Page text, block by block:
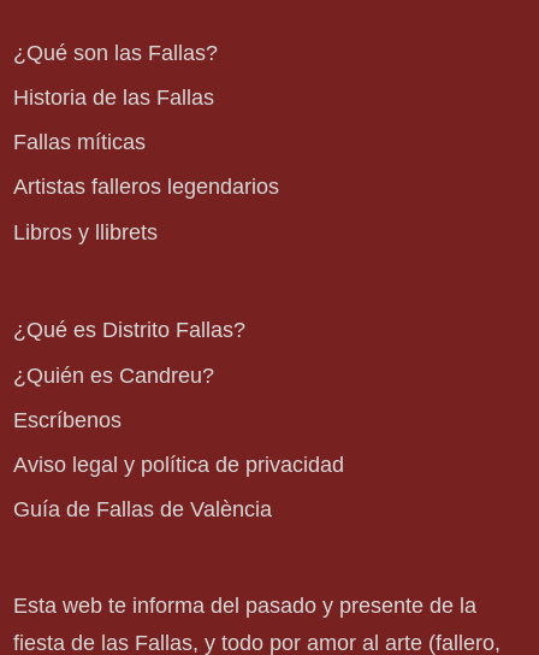
¿Qué son las Fallas?
Historia de las Fallas
Fallas míticas
Artistas falleros legendarios
Libros y llibrets
¿Qué es Distrito Fallas?
¿Quién es Candreu?
Escríbenos
Aviso legal y política de privacidad
Guía de Fallas de València
Esta web te informa del pasado y presente de la
fiesta de las Fallas, y todo por amor al arte (fallero,